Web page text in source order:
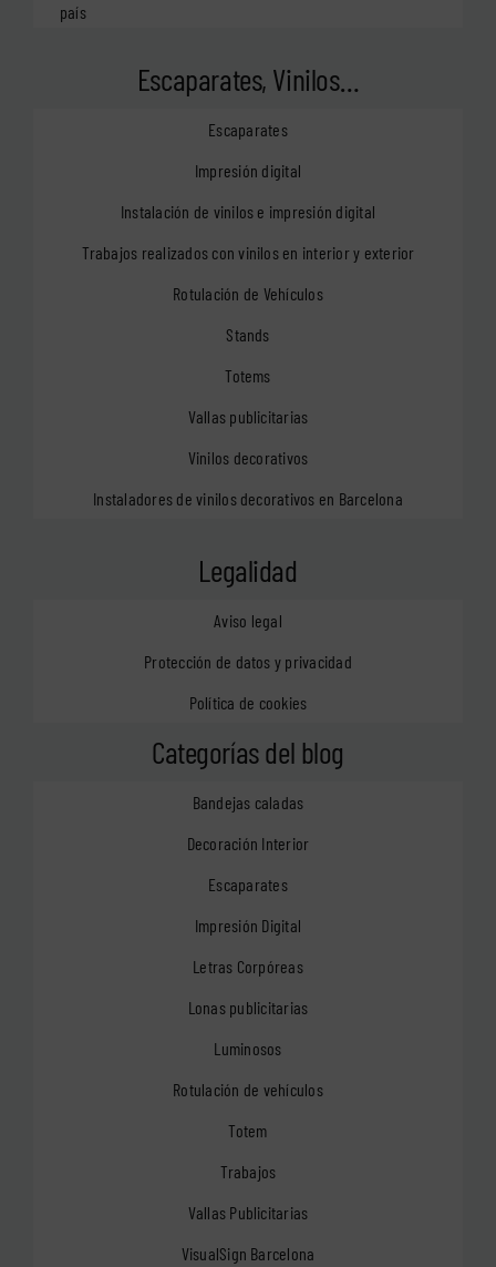
país
Escaparates, Vinilos…
Escaparates
Impresión digital
Instalación de vinilos e impresión digital
Trabajos realizados con vinilos en interior y exterior
Rotulación de Vehículos
Stands
Totems
Vallas publicitarias
Vinilos decorativos
Instaladores de vinilos decorativos en Barcelona
Legalidad
Aviso legal
Protección de datos y privacidad
Política de cookies
Categorías del blog
Bandejas caladas
Decoración Interior
Escaparates
Impresión Digital
Letras Corpóreas
Lonas publicitarias
Luminosos
Rotulación de vehículos
Totem
Trabajos
Vallas Publicitarias
VisualSign Barcelona